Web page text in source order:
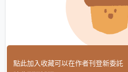
錦鯉小王子
點此加入收藏可以在作者刊登新委託